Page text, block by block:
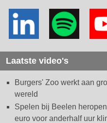
Laatste video's
Burgers' Zoo werkt aan
wereld
Spelen bij Beelen
euro voor anderhalf uur